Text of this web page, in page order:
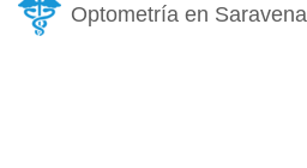
Optometría en Saravena